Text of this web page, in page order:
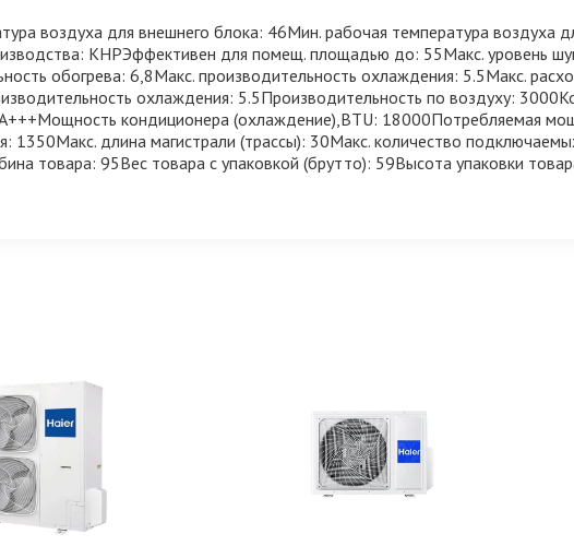
воздуха для внешнего блока: 46Мин. рабочая температура воздуха
КНРЭффективен для помещ. площадью до: 55Макс. уровень
обогрева: 6,8Макс. производительность охлаждения: 5.5Макс.
охлаждения: 5.5Производительность по воздуху:
кондиционера (охлаждение),BTU: 18000Потребляемая
длина магистрали (трассы): 30Макс. количество
товара: 95Вес товара с упаковкой (брутто): 59Высота упаковки